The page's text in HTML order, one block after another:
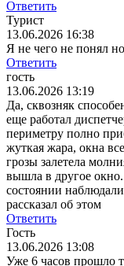
Ответить
Турист
13.06.2026 16:38
Я не чего не понял
Ответить
гость
13.06.2026 13:19
Да, сквозняк
еще работал
периметру полно
жуткая жара, окна
грозы залетела
вышла в другое
состоянии
рассказал об этом
Ответить
Гость
13.06.2026 13:08
Уже 6 часов прошло